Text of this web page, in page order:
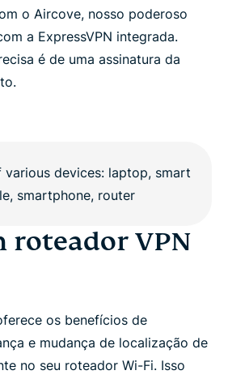
o Aircove, nosso poderoso
a ExpressVPN integrada.
é de uma assinatura da
roteador VPN
os benefícios de
e mudança de localização de
no seu roteador Wi-Fi. Isso